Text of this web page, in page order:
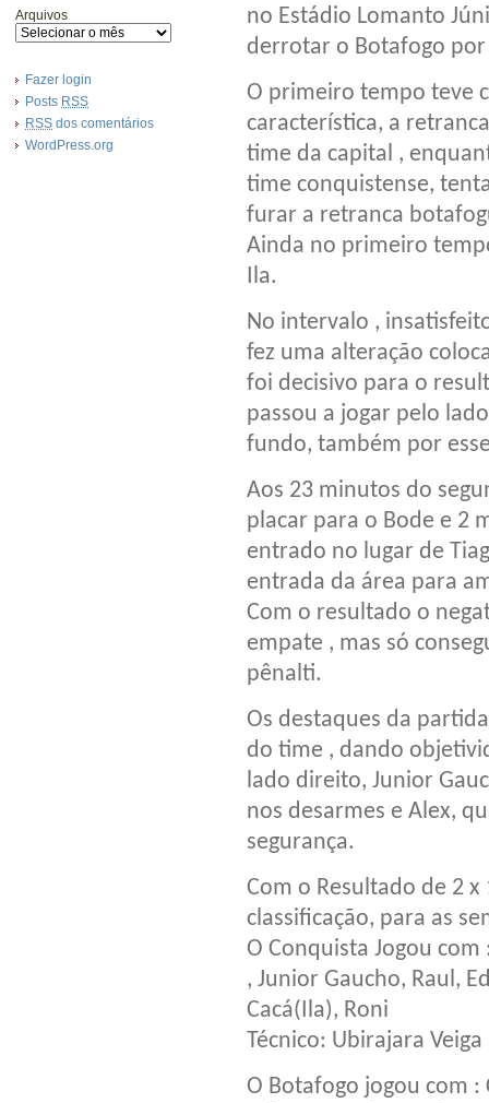
Arquivos
Fazer login
Posts RSS
RSS dos comentários
WordPress.org
no Estádio Lomanto
derrotar o Botafogo por
O primeiro tempo teve
característica, a
time da capital ,
time conquistense,
furar a retranca
Ainda no primeiro
Ila.
No intervalo ,
fez uma alteração
foi decisivo para o
passou a jogar pelo
fundo, também por
Aos 23 minutos do
placar para o Bode e 2
entrado no lugar de
entrada da área para
Com o resultado o
empate , mas só
pênalti.
Os destaques da
do time , dando
lado direito, Junior
nos desarmes e Alex,
segurança.
Com o Resultado de 2
classificação, para as
O Conquista Jogou
, Junior Gaucho, Raul,
Cacá(Ila), Roni
Técnico: Ubirajara Veiga
O Botafogo jogou com :